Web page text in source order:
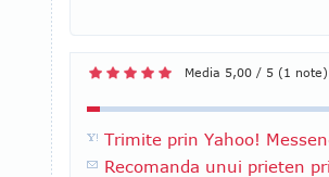
Media 5,00 / 5 (1 note)
Trimite prin Yahoo!
Recomanda unui prieten